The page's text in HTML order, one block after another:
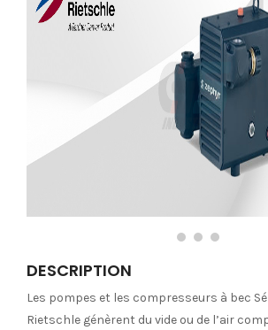
DESCRIPTION
Les pompes et les compresseurs à bec
Rietschle génèrent du vide ou de l’air